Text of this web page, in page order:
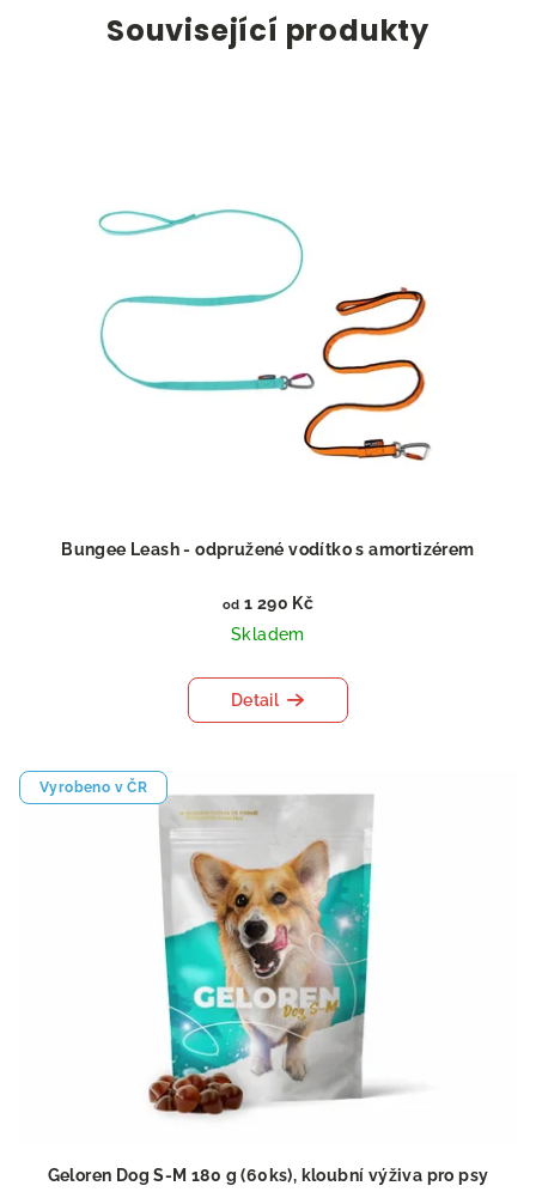
Související produkty
Bungee Leash - odpružené vodítko s amortizérem
od 1 290 Kč
Skladem
Detail
Vyrobeno v ČR
Geloren Dog S-M 180 g (60ks), kloubní výživa pro psy